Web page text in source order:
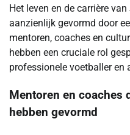
Het leven en de carrière
aanzienlijk gevormd door
mentoren, coaches en
hebben een cruciale rol
professionele voetballer en
Mentoren en coaches
hebben gevormd